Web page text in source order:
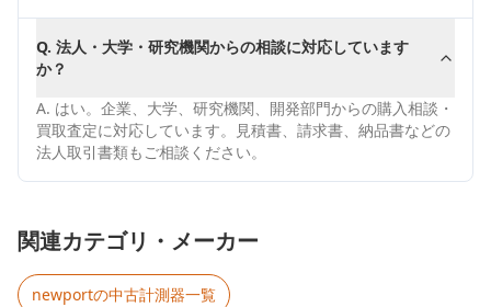
Q. 法人・大学・研究機関からの相談に対応しています
か？
A. はい。企業、大学、研究機関、開発部門からの購入相談・
買取査定に対応しています。見積書、請求書、納品書などの
法人取引書類もご相談ください。
関連カテゴリ・メーカー
newportの中古計測器一覧